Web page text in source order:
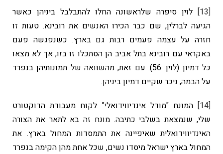
[13]
לוין סיפרה שלראשונה החלו להתבלבל ביניהן כאשר
הגיעה לברלין, שם כבר הכירו האנשים את רובינא. טעות זו
חזרה על עצמה פעמים רבות גם בארץ. כשנפגשה פעם
באקראי עם רובינא בתל אביב הן הסתכלו זו בזו, אך לא מצאו
כל דמיון (לוין: 56). עם זאת, מהשוואה של תמונותיהן בנפרד
על הבמה, ניכר שקיים דמיון ביניהן.
[14]
המונח "מודל אינדיווידואלי" לקוח מעבודת הדוקטורט
שלי, שנמצאת בשלבי כתיבה. מונח זה בא לתאר את הצורה
האינדיווידואלית שאיפיינה את התמסדות המחול בארץ. את
המחול בארץ ישראל מיסדו נשים, שכל אחת מהן הקימה בנפרד